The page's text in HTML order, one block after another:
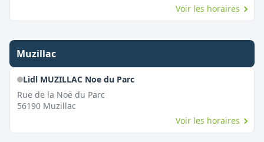
Voir les horaires
Muzillac
Lidl MUZILLAC Noe du Parc
Rue de la Noë du Parc
56190 Muzillac
Voir les horaires